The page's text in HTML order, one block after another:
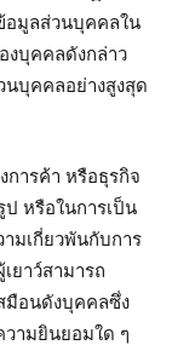
อมูลส่วนบุคคลใน
งบุคคลดังกล่าว
นบุคคลอย่างสูงสุด
การค้า หรือธุรกิจ
หรือในการเป็น
มเกี่ยวพันกับการ
ยาว์สามารถ
มือนดังบุคคลซึ่ง
วามยินยอมใด ๆ